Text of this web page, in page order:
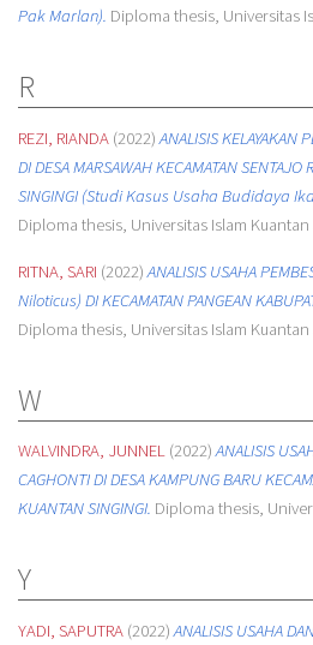
Pak Marlan). Diploma thesis, Universitas
R
REZI, RIANDA(2022)ANALISIS KELAYAKAN
DI DESA MARSAWAH KECAMATAN SENTAJO
SINGINGI (Studi Kasus Usaha Budidaya
Diploma thesis, Universitas Islam
RITNA, SARI (2022) ANALISIS USAHA
Niloticus) DI KECAMATAN PANGEAN
Diploma thesis, Universitas Islam
W
WALVINDRA, JUNNEL(2022)ANALISIS
CAGHONTI DI DESA KAMPUNG BARU
KUANTAN SINGINGI. Diploma thesis,
Y
YADI, SAPUTRA(2022)ANALISIS USAHA